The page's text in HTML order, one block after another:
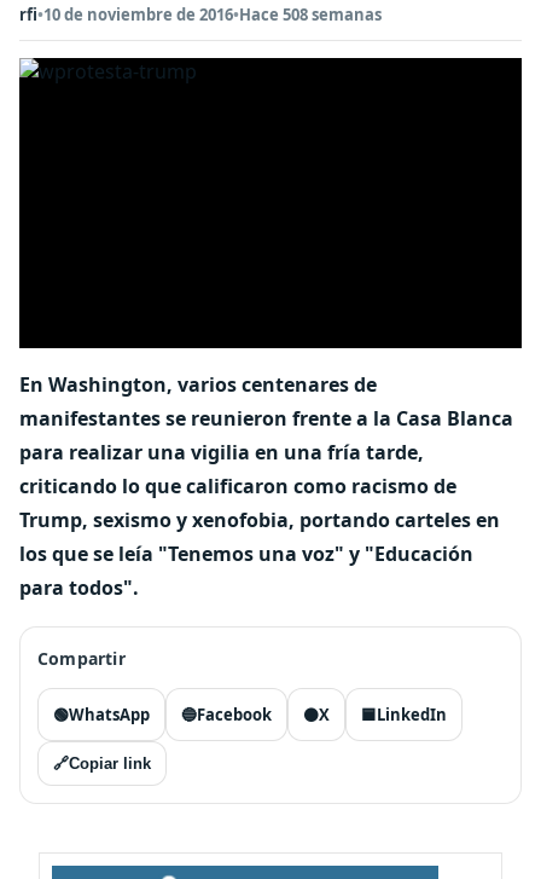
rfi•10 de noviembre de 2016•Hace 508 semanas
En Washington, varios centenares de
manifestantes se reunieron frente a la Casa Blanca
para realizar una vigilia en una fría tarde,
criticando lo que calificaron como racismo de
Trump, sexismo y xenofobia, portando carteles en
los que se leía "Tenemos una voz" y "Educación
para todos".
Compartir
🟢WhatsApp 🔵Facebook ⚫X 🟦LinkedIn
🔗Copiar link